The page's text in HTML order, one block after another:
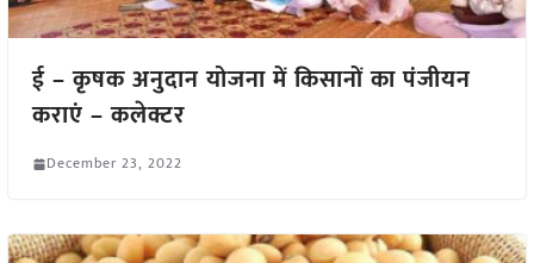
ई – कृषक अनुदान योजना में किसानों का पंजीयन
कराएं – कलेक्टर
December 23, 2022